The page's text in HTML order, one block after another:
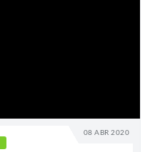
08 ABR 2020